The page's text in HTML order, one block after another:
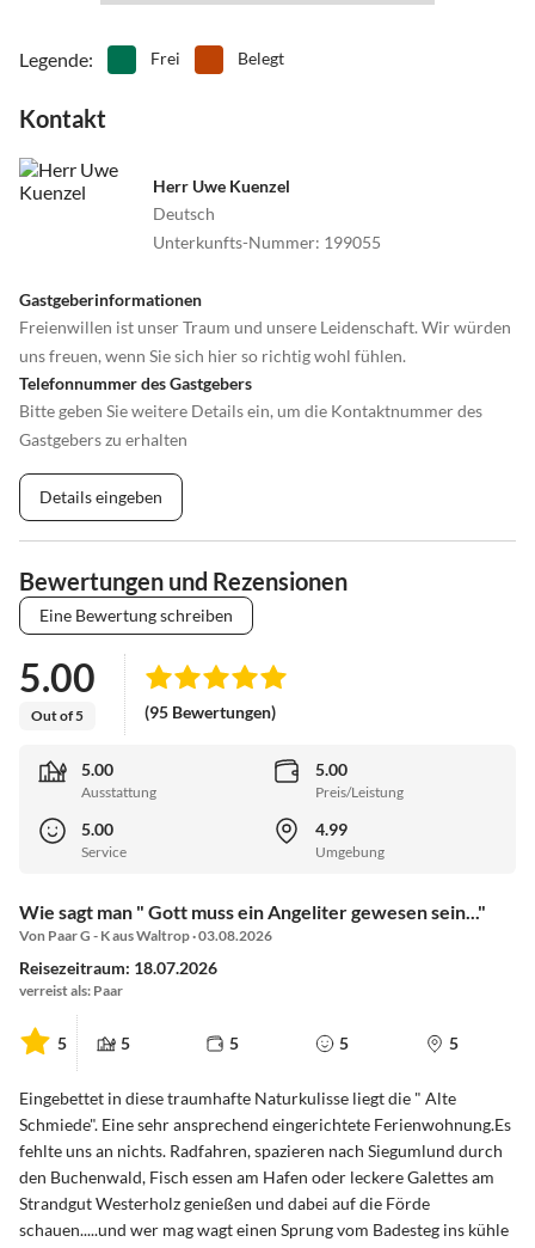
Legende: Frei Belegt
Kontakt
Herr Uwe Kuenzel
Deutsch
Unterkunfts-Nummer: 199055
Gastgeberinformationen
Freienwillen ist unser Traum und unsere Leidenschaft. Wir würden
uns freuen, wenn Sie sich hier so richtig wohl fühlen.
Telefonnummer des Gastgebers
Bitte geben Sie weitere Details ein, um die Kontaktnummer des
Gastgebers zu erhalten
Details eingeben
Bewertungen und Rezensionen
Eine Bewertung schreiben
5.00
Out of 5 (95 Bewertungen)
5.00
Ausstattung
5.00
Preis/Leistung
5.00
Service
4.99
Umgebung
Wie sagt man " Gott muss ein Angeliter gewesen sein..."
Von Paar G - K aus Waltrop · 03.08.2026
Reisezeitraum: 18.07.2026
verreist als: Paar
5 5 5 5 5
Eingebettet in diese traumhafte Naturkulisse liegt die " Alte
Schmiede". Eine sehr ansprechend eingerichtete Ferienwohnung.Es
fehlte uns an nichts. Radfahren, spazieren nach Siegumlund durch
den Buchenwald, Fisch essen am Hafen oder leckere Galettes am
Strandgut Westerholz genießen und dabei auf die Förde
schauen.....und wer mag wagt einen Sprung vom Badesteg ins kühle